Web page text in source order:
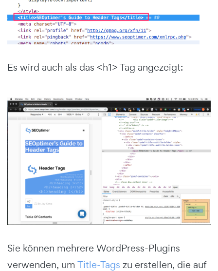
Es wird auch als das <h1> Tag angezeigt:
Sie können mehrere WordPress-Plugins
verwenden, um Title-Tags zu erstellen, die auf